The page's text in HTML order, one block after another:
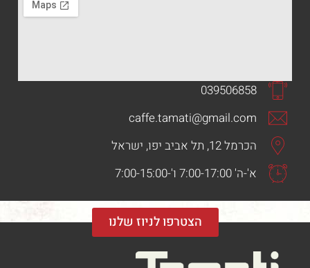
039506858
caffe.tamati@gmail.com
הכרמל 12, תל אביב יפו, ישראל
א'-ה' 7:00-17:00 ו'-7:00-15:00
הצטרפו לניוז שלנו